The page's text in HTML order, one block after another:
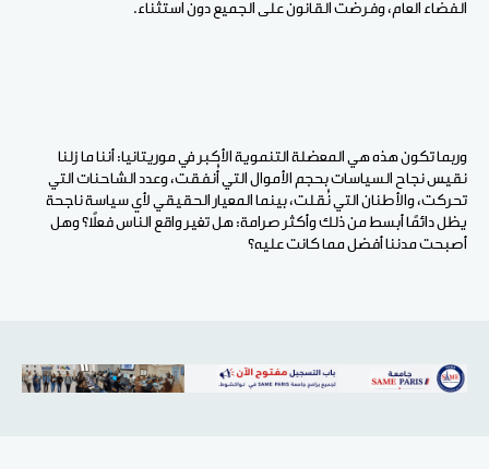
الفضاء العام، وفرضت القانون على الجميع دون استثناء.
وربما تكون هذه هي المعضلة التنموية الأكبر في موريتانيا: أننا ما زلنا
نقيس نجاح السياسات بحجم الأموال التي أُنفقت، وعدد الشاحنات التي
تحركت، والأطنان التي نُقلت، بينما المعيار الحقيقي لأي سياسة ناجحة
يظل دائمًا أبسط من ذلك وأكثر صرامة: هل تغير واقع الناس فعلًا؟ وهل
أصبحت مدننا أفضل مما كانت عليه؟